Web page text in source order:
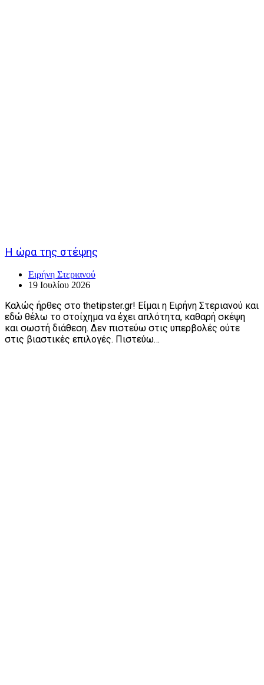
Η ώρα της στέψης
Ειρήνη Στεριανού
19 Ιουλίου 2026
Καλώς ήρθες στο thetipster.gr! Είμαι η Ειρήνη Στεριανού και
εδώ θέλω το στοίχημα να έχει απλότητα, καθαρή σκέψη
και σωστή διάθεση. Δεν πιστεύω στις υπερβολές ούτε
στις βιαστικές επιλογές. Πιστεύω…